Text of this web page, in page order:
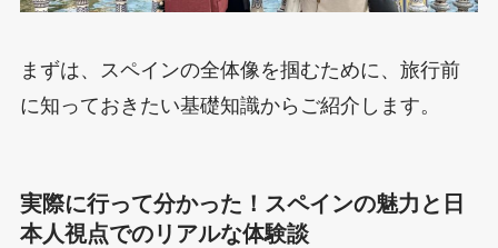
まずは、スペインの全体像を掴むために、旅行前
に知っておきたい基礎知識からご紹介します。
実際に行って分かった！スペインの魅力と日
本人視点でのリアルな体験談